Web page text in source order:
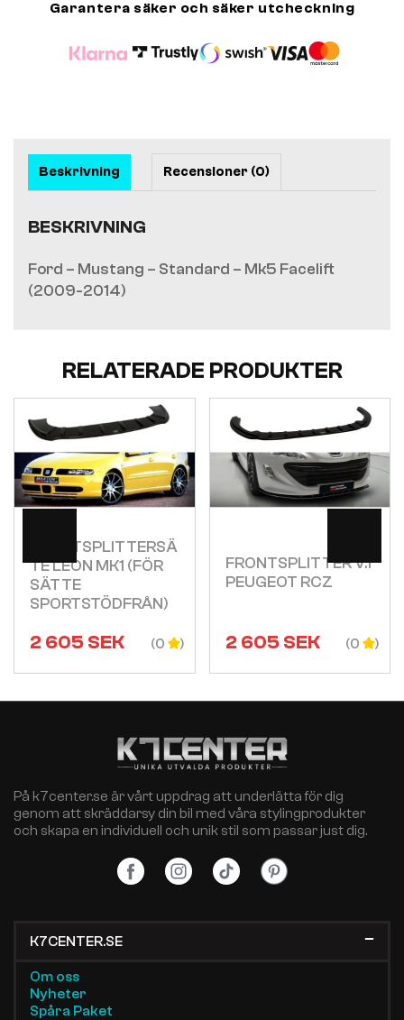
Garantera säker och säker utcheckning
Beskrivning Recensioner (0)
BESKRIVNING
Ford – Mustang – Standard – Mk5 Facelift
(2009-2014)
RELATERADE PRODUKTER
FRONTSPLITTERSÄ
TE LEON MK1 (FÖR
SÄTTE
SPORTSTÖDFRÅN)
2 605SEK (0
FRONTSPLITTER V.1
PEUGEOT RCZ
2 605SEK (0
På k7center.se är vårt uppdrag att underlätta för dig
genom att skräddarsy din bil med våra stylingprodukter
och skapa en individuell och unik stil som passar just dig.
K7CENTER.SE
Om oss
Nyheter
Spåra Paket